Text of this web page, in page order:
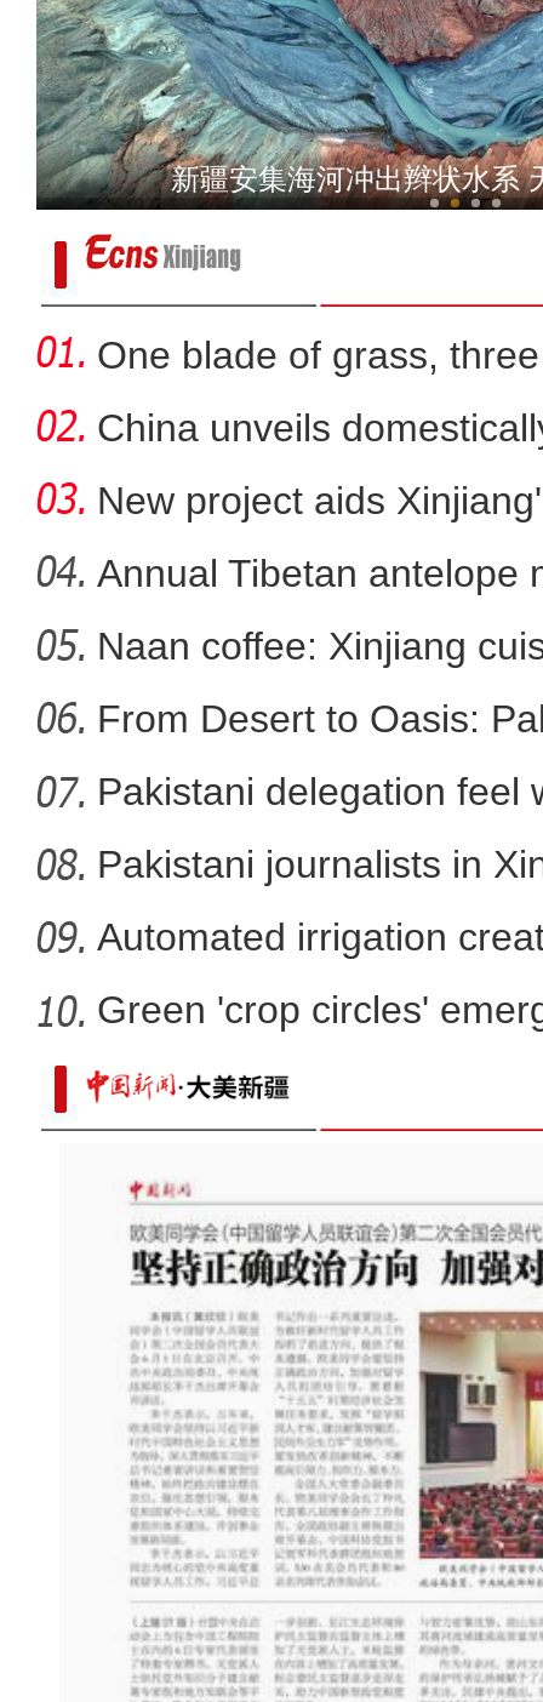
2026中国环塔国际拉力赛收车 外籍
突尼斯青年：新疆是一个可
太好听！新疆导游迪丽的真
新疆安集海河冲出辫状水系
One blade of grass,
China unveils
f
New project aids
Annual Tibetan antelope
Naan coffee: Xinjiang
From Desert to Oasis:
Pakistani delegation feel
developm
Pakistani journalists in
Automated irrigation
Green 'crop circles'